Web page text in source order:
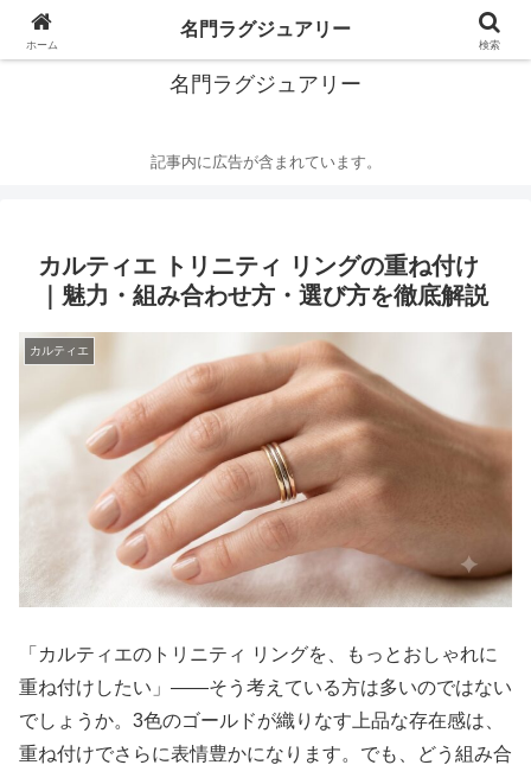
華麗なるハイブランドの世界
名門ラグジュアリー
記事内に広告が含まれています。
カルティエ トリニティ リングの重ね付け
｜魅力・組み合わせ方・選び方を徹底解説
カルティエ
「カルティエのトリニティ リングを、もっとおしゃれに
重ね付けしたい」——そう考えている方は多いのではない
でしょうか。3色のゴールドが織りなす上品な存在感は、
重ね付けでさらに表情豊かになります。でも、どう組み合
ホーム
名門ラグジュアリー
検索